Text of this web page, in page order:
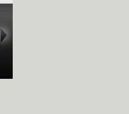
20130621 致青春